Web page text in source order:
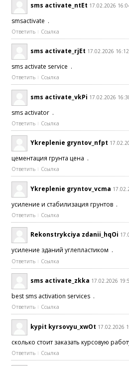
sms activate_ntEt 17.02.2026
smsactivate .
Ответить Ссылка
sms activate_rjEt 17.02.2026
sms activate service .
Ответить Ссылка
sms activate_vkPi 17.02.2026
sms activator .
Ответить Ссылка
Ykreplenie gryntov_nfpt
цементация грунта цена .
Ответить Ссылка
Ykreplenie gryntov_vcma
усиление и стабилизация грунтов .
Ответить Ссылка
Rekonstrykciya zdanii_hqOi
усиление зданий углепластиком .
Ответить Ссылка
sms activate_zkka 17.02.2026
best sms activation services .
Ответить Ссылка
kypit kyrsovyu_xwOt 17.02.2026
сколько стоит заказать курсовую
Ответить Ссылка